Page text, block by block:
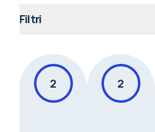
Filtri
2 2